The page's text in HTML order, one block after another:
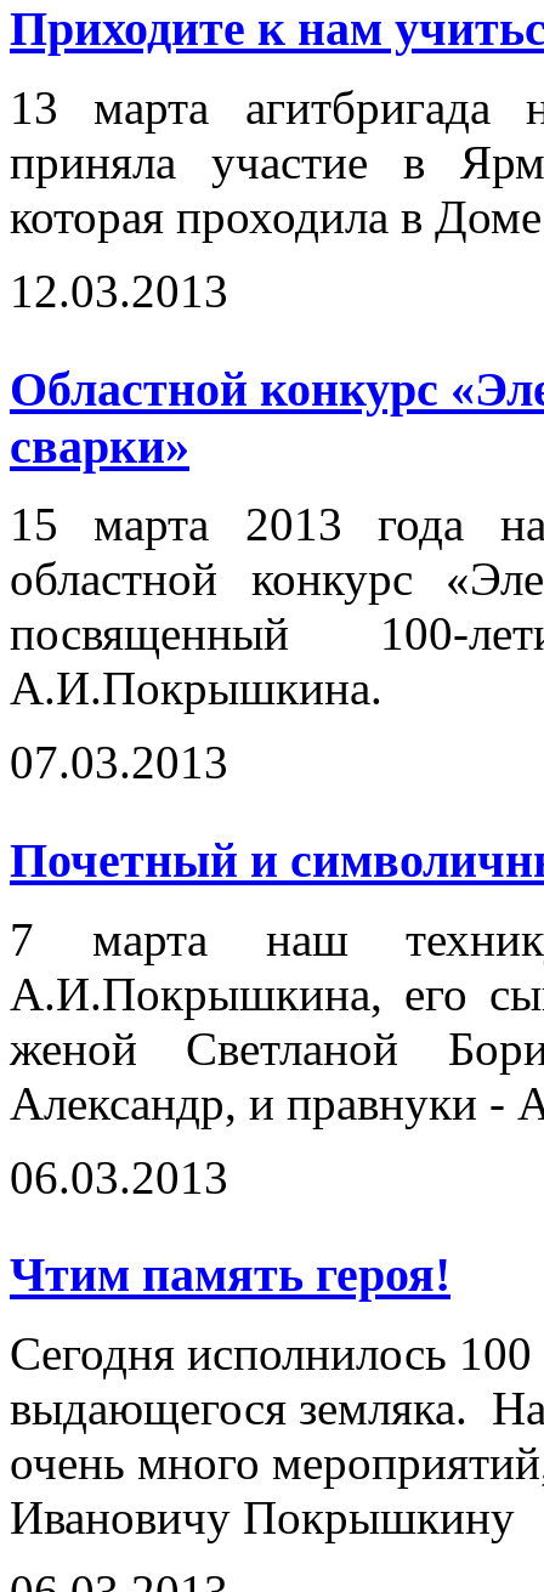
Приходите к нам
13 марта агитбригада
приняла участие в
которая проходила в
12.03.2013
Областной конкурс
сварки»
15 марта 2013 года
областной конкурс
посвященный 100-
А.И.Покрышкина.
07.03.2013
Почетный и
7 марта наш
А.И.Покрышкина, его
женой Светланой
Александр, и правнуки -
06.03.2013
Чтим память героя!
Сегодня исполнилось
выдающегося земляка.
очень много
Ивановичу Покрышкину